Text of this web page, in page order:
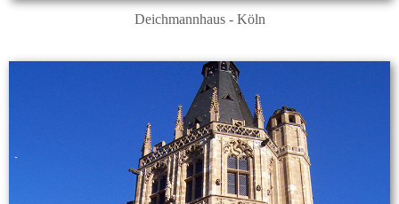
Deichmannhaus - Köln